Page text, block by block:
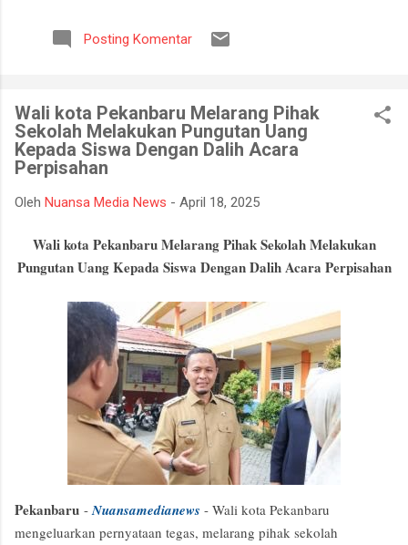
mana seseorang hidup secara konsisten di jalan Allah,
menjunjung tinggi kejujuran, serta dapat dipercaya dalam setiap
mempertahankan integritasnya karena tidak tahan terhadap
ujian kehidupan. Ketika berhadapan dengan godaan bertekuk
lutut merelakan integritasnya hancur. Padahal telah
dipertahankan sekian lama, dan banyak orang menilainya
sebagai orang bersih atau baik. Seorang muslim, iman
Orang beriman selalu bisa menghadapi semua keadaan, ketika
ditimpa kebahagiaan ...
Posting Komentar
Wali kota Pekanbaru Melarang Pihak
Sekolah Melakukan Pungutan Uang
Kepada Siswa Dengan Dalih Acara
Perpisahan
Oleh Nuansa Media News - April 18, 2025
Wali kota Pekanbaru Melarang Pihak Sekolah Melakukan
Pungutan Uang Kepada Siswa Dengan Dalih Acara Perpisahan
Pekanbaru -Nuansamedianews - Wali kota Pekanbaru
mengeluarkan pernyataan tegas, melarang pihak sekolah